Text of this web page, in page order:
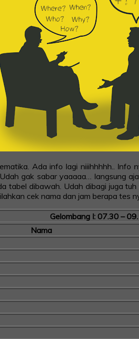
Ada info lagi niiihhhhh..
gak sabar yaaaaa… langsung
dibawah. Udah dibagi juga
cek nama dan jam berapa tes
Gelombang I: 07.30 –
Nama